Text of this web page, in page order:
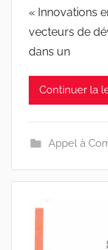
« Innovations
vecteurs de
dans un
Continuer la
Appel à